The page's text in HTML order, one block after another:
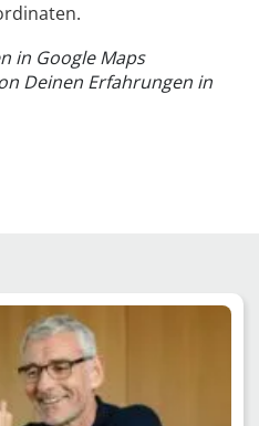
in Google Maps
Deinen Erfahrungen in